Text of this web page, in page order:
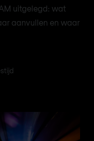
uitgelegd: wat
aanvullen en waar